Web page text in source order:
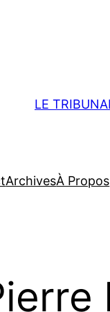
LE
ArchivesÀ Propos